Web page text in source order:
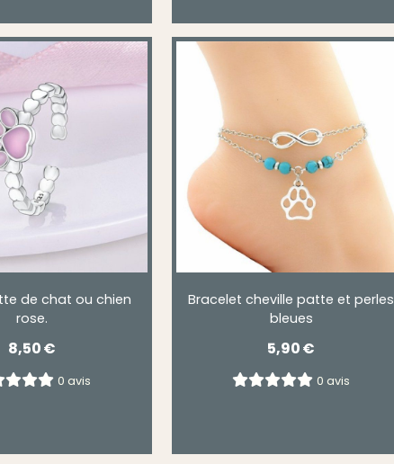
de chat ou chien
rose.
8,50€
0 avis
Bracelet cheville patte et perles
bleues
5,90€
0 avis